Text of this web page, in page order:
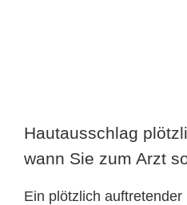
Hautausschlag
wann Sie zum Arzt
Ein plötzlich